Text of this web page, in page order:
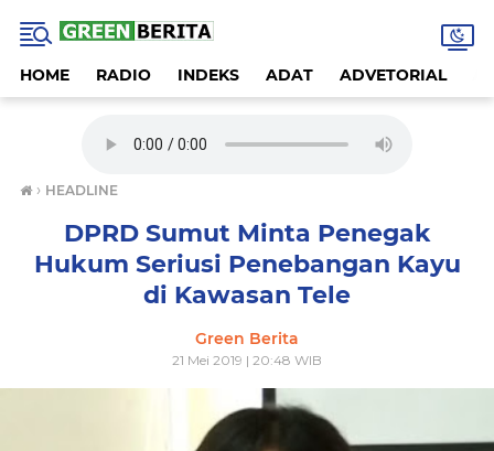
HOME RADIO INDEKS ADAT ADVETORIAL
› HEADLINE
DPRD Sumut Minta Penegak
Hukum Seriusi Penebangan Kayu
di Kawasan Tele
Green Berita
21 Mei 2019 | 20:48 WIB